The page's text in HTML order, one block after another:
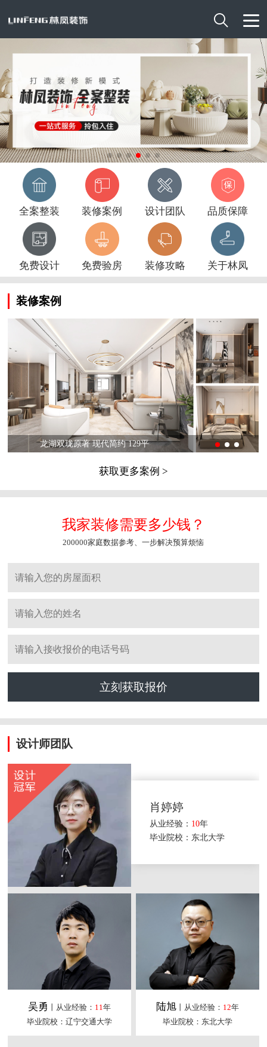

全案整装 装修案例 设计团队 品质保障
免费设计 免费验房 装修攻略 关于林凤
装修案例
龙湖双珑原著 现代简约 129平
获取更多案例 >
我家装修需要多少钱？
200000家庭数据参考、一步解决预算烦恼
立刻获取报价
设计师团队
肖婷婷
从业经验： 10年
毕业院校：东北大学
吴勇 丨从业经验： 11年
毕业院校：辽宁交通大学
陆旭丨从业经验： 12年
毕业院校：东北大学